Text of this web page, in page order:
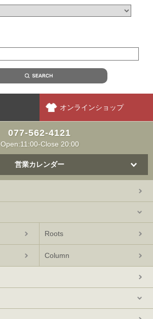
オンラインショップ
077-562-4121
Open:11:00-Close 20:00
営業カレンダー
Roots
Column